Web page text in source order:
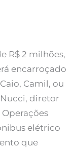
R$ 2 milhões,
encarroçado
Camil, ou
diretor
elétrico
que